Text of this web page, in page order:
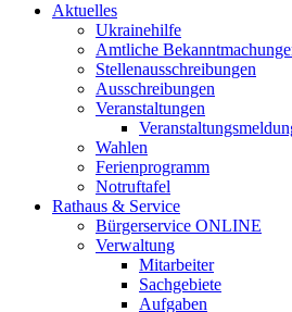
Aktuelles
Ukrainehilfe
Amtliche
Stellenausschreibungen
Ausschreibungen
Veranstaltungen
Wahlen
Ferienprogramm
Notruftafel
Rathaus & Service
Bürgerservice ONLINE
Verwaltung
Mitarbeiter
Sachgebiete
Aufgaben